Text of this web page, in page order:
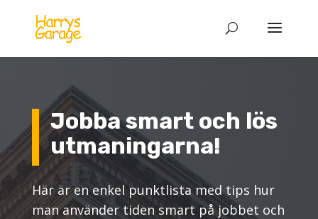
Jobba smart och lös
utmaningarna!
Här är en enkel punktlista med tips hur
man använder tiden smart på jobbet och